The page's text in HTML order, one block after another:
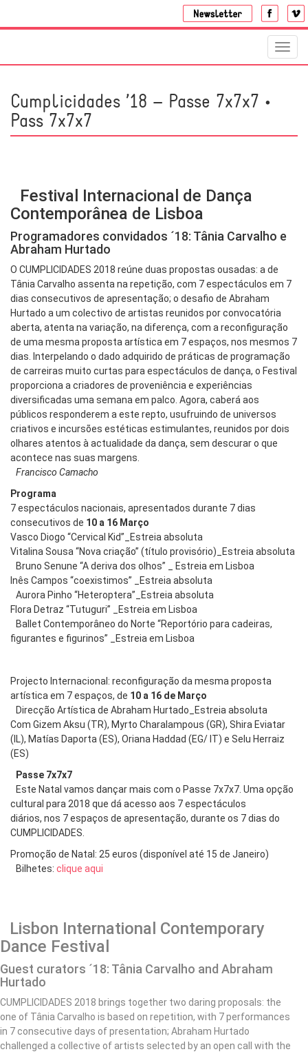
Cumplicidades ’18 – Passe 7x7x7 •
Pass 7x7x7
Festival Internacional de Dança
Contemporânea de Lisboa
Programadores convidados ´18: Tânia Carvalho e
Abraham Hurtado
O CUMPLICIDADES 2018 reúne duas propostas ousadas: a de
Tânia Carvalho assenta na repetição, com 7 espectáculos em 7
dias consecutivos de apresentação; o desafio de Abraham
Hurtado a um colectivo de artistas reunidos por convocatória
aberta, atenta na variação, na diferença, com a reconfiguração
de uma mesma proposta artística em 7 espaços, nos mesmos 7
dias. Interpelando o dado adquirido de práticas de programação
de carreiras muito curtas para espectáculos de dança, o Festival
proporciona a criadores de proveniência e experiências
diversificadas uma semana em palco. Agora, caberá aos
públicos responderem a este repto, usufruindo de universos
criativos e incursões estéticas estimulantes, reunidos por dois
olhares atentos à actualidade da dança, sem descurar o que
acontece nas suas margens.
Francisco Camacho
Programa
7 espectáculos nacionais, apresentados durante 7 dias
consecutivos de 10 a 16 Março
Vasco Diogo “Cervical Kid”_Estreia absoluta
Vitalina Sousa “Nova criação” (título provisório)_Estreia absoluta
Bruno Senune “A deriva dos olhos” _ Estreia em Lisboa
Inês Campos “coexistimos” _Estreia absoluta
Aurora Pinho “Heteroptera”_Estreia absoluta
Flora Detraz “Tutuguri” _Estreia em Lisboa
Ballet Contemporâneo do Norte “Reportório para cadeiras,
figurantes e figurinos” _Estreia em Lisboa
Projecto Internacional: reconfiguração da mesma proposta
artística em 7 espaços, de 10 a 16 de Março
Direcção Artística de Abraham Hurtado_Estreia absoluta
Com Gizem Aksu (TR), Myrto Charalampous (GR), Shira Eviatar
(IL), Matías Daporta (ES), Oriana Haddad (EG/ IT) e Selu Herraiz
(ES)
Passe 7x7x7
Este Natal vamos dançar mais com o Passe 7x7x7. Uma opção
cultural para 2018 que dá acesso aos 7 espectáculos
diários, nos 7 espaços de apresentação, durante os 7 dias do
CUMPLICIDADES.
Promoção de Natal: 25 euros (disponível até 15 de Janeiro)
Bilhetes: clique aqui
Lisbon International Contemporary
Dance Festival
Guest curators ´18: Tânia Carvalho and Abraham
Hurtado
CUMPLICIDADES 2018 brings together two daring proposals: the
one of Tânia Carvalho is based on repetition, with 7 performances
in 7 consecutive days of presentation; Abraham Hurtado
challenged a collective of artists selected by an open call with the